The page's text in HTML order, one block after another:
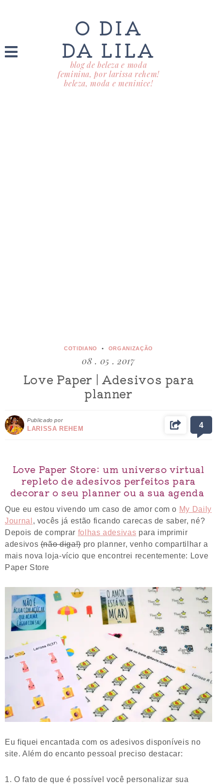
O DIA
DA LILA
blog de beleza e moda
feminina, por larissa rehem!
beleza, moda e meninice!
COTIDIANO ORGANIZAÇÃO
08 . 05 . 2017
Love Paper | Adesivos para
planner
Publicado por
LARISSA REHEM 4
Love Paper Store: um universo virtual
repleto de adesivos perfeitos para
decorar o seu planner ou a sua agenda
Que eu estou vivendo um caso de amor com o My Daily
Journal, vocês já estão ficando carecas de saber, né?
Depois de comprar folhas adesivas para imprimir
adesivos(não diga!)pro planner, venho compartilhar a
mais nova loja-vício que encontrei recentemente: Love
Paper Store
Eu fiquei encantada com os adesivos disponíveis no
site. Além do encanto pessoal preciso destacar:
O fato de que é possível você personalizar sua